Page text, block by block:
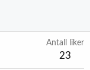
Antall liker
23